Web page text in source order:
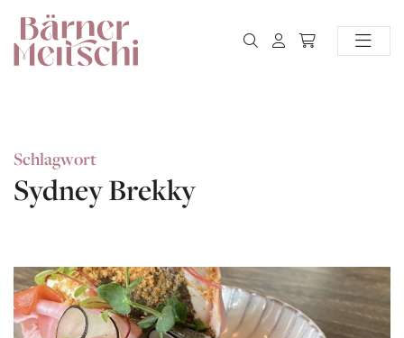
Schlagwort
Sydney Brekky